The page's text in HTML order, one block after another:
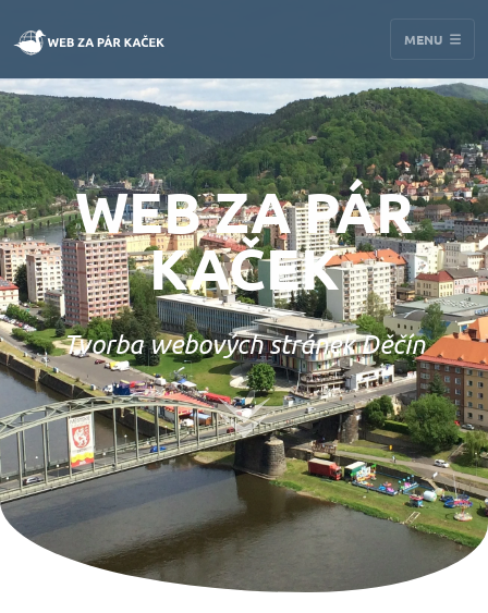
MENU
WEB ZA PÁR
KAČEK
Tvorba webových stránek Děčín